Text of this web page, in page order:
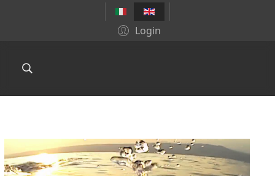
Login